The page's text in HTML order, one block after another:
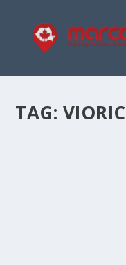
TAG: